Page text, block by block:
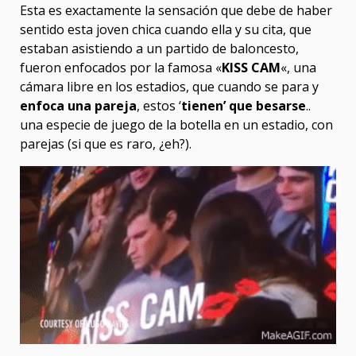
Esta es exactamente la sensación que debe de haber
sentido esta joven chica cuando ella y su cita, que
estaban asistiendo a un partido de baloncesto,
fueron enfocados por la famosa «KISS CAM«, una
cámara libre en los estadios, que cuando se para y
enfoca una pareja, estos ‘tienen’ que besarse..
una especie de juego de la botella en un estadio, con
parejas (si que es raro, ¿eh?).